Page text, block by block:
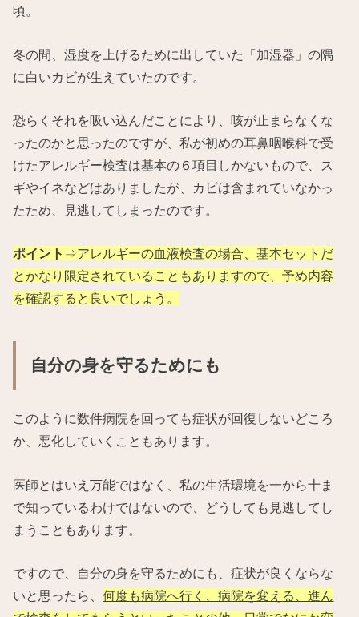
頃。
冬の間、湿度を上げるために出していた「加湿器」の隅
に白いカビが生えていたのです。
恐らくそれを吸い込んだことにより、咳が止まらなくな
ったのかと思ったのですが、私が初めの耳鼻咽喉科で受
けたアレルギー検査は基本の６項目しかないもので、ス
ギやイネなどはありましたが、カビは含まれていなかっ
たため、見逃してしまったのです。
ポイント ⇒アレルギーの血液検査の場合、基本セットだ
とかなり限定されていることもありますので、予め内容
を確認すると良いでしょう。
自分の身を守るためにも
このように数件病院を回っても症状が回復しないどころ
か、悪化していくこともあります。
医師とはいえ万能ではなく、私の生活環境を一から十ま
で知っているわけではないので、どうしても見逃してし
まうこともあります。
ですので、自分の身を守るためにも、症状が良くならな
いと思ったら、何度も病院へ行く、病院を変える、進ん